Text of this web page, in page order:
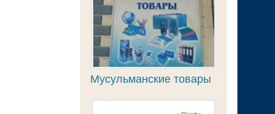
Мусульманские товары